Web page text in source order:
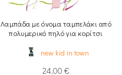
Λαμπάδα με όνομα ταμπελάκι από
πολυμερικό πηλό για κορίτσι
new kid in town
24,00 €